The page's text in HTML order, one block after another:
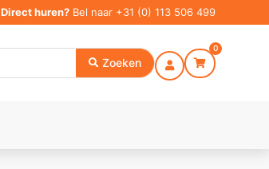
Direct huren?Bel naar +31 (0) 113 506 499
Zoeken
0